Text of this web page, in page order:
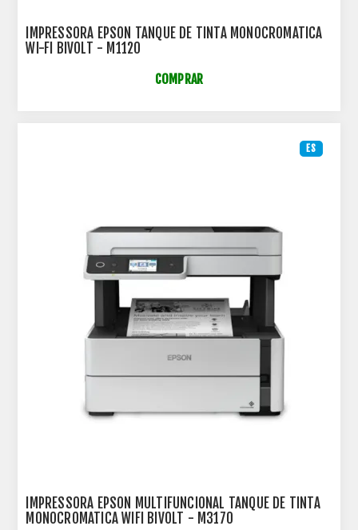
IMPRESSORA EPSON TANQUE DE TINTA MONOCROMATICA
WI-FI BIVOLT - M1120
COMPRAR
ES
IMPRESSORA EPSON MULTIFUNCIONAL TANQUE DE TINTA
MONOCROMATICA WIFI BIVOLT - M3170